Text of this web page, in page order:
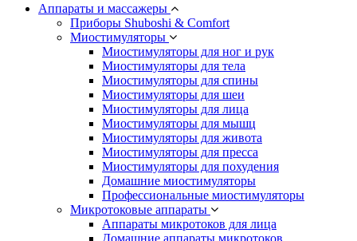
Аппараты и массажеры
Приборы Shuboshi & Comfort
Миостимуляторы
Миостимуляторы для ног и рук
Миостимуляторы для тела
Миостимуляторы для спины
Миостимуляторы для шеи
Миостимуляторы для лица
Миостимуляторы для мышц
Миостимуляторы для живота
Миостимуляторы для пресса
Миостимуляторы для похудения
Домашние миостимуляторы
Профессиональные миостимуляторы
Микротоковые аппараты
Аппараты микротоков для лица
Домашние аппараты микротоков